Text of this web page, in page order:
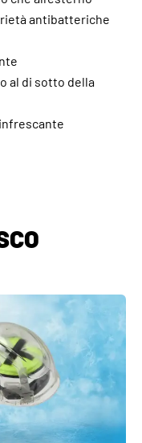
antibatteriche
al di sotto della